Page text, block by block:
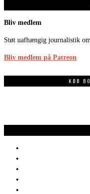
Bliv medlem
Støt uafhængig journalistik
Bliv medlem på Patreon
KØB